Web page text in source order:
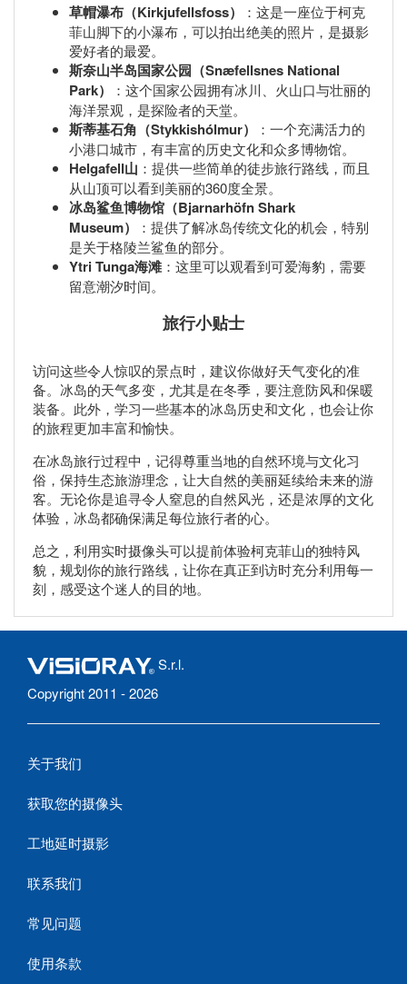
草帽瀑布（Kirkjufellsfoss）
：这是一座位于柯克
菲山脚下的小瀑布，可以拍出绝美的照片，是摄影
爱好者的最爱。
斯奈山半岛国家公园（Snæfellsnes National
Park）
：这个国家公园拥有冰川、火山口与壮丽的
海洋景观，是探险者的天堂。
斯蒂基石角（Stykkishólmur）
：一个充满活力的
小港口城市，有丰富的历史文化和众多博物馆。
Helgafell山 ：提供一些简单的徒步旅行路线，而且
从山顶可以看到美丽的360度全景。
冰岛鲨鱼博物馆（Bjarnarhöfn Shark
Museum）
：提供了解冰岛传统文化的机会，特别
是关于格陵兰鲨鱼的部分。
Ytri Tunga海滩 ：这里可以观看到可爱海豹，需要
留意潮汐时间。
旅行小贴士
访问这些令人惊叹的景点时，建议你做好天气变化的准
备。冰岛的天气多变，尤其是在冬季，要注意防风和保暖
装备。此外，学习一些基本的冰岛历史和文化，也会让你
的旅程更加丰富和愉快。
在冰岛旅行过程中，记得尊重当地的自然环境与文化习
俗，保持生态旅游理念，让大自然的美丽延续给未来的游
客。无论你是追寻令人窒息的自然风光，还是浓厚的文化
体验，冰岛都确保满足每位旅行者的心。
总之，利用实时摄像头可以提前体验柯克菲山的独特风
貌，规划你的旅行路线，让你在真正到访时充分利用每一
刻，感受这个迷人的目的地。
S.r.l.
Copyright 2011 - 2026
关于我们
获取您的摄像头
工地延时摄影
联系我们
常见问题
使用条款